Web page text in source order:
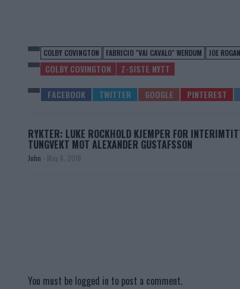
COLBY COVINGTON FABRICIO "VAI CAVALO" WERDUM JOE ROGAN
COLBY COVINGTON Z-SISTE NYTT
RYKTER: LUKE ROCKHOLD KJEMPER FOR
TUNGVEKT MOT ALEXANDER GUSTAFSSON
John - May 6, 2018
You must be logged in to post a comment.